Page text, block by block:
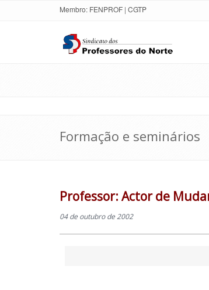
Membro: FENPROF | CGTP
Formação e seminários
Professor: Actor de
04 de outubro de 2002